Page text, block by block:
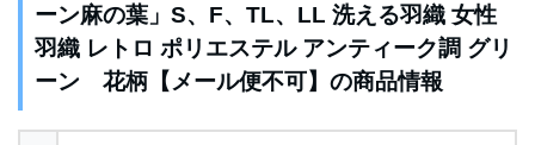
ーン麻の葉」S、F、TL、LL 洗える羽織 女性
羽織 レトロ ポリエステル アンティーク調 グリ
ーン 花柄【メール便不可】の商品情報